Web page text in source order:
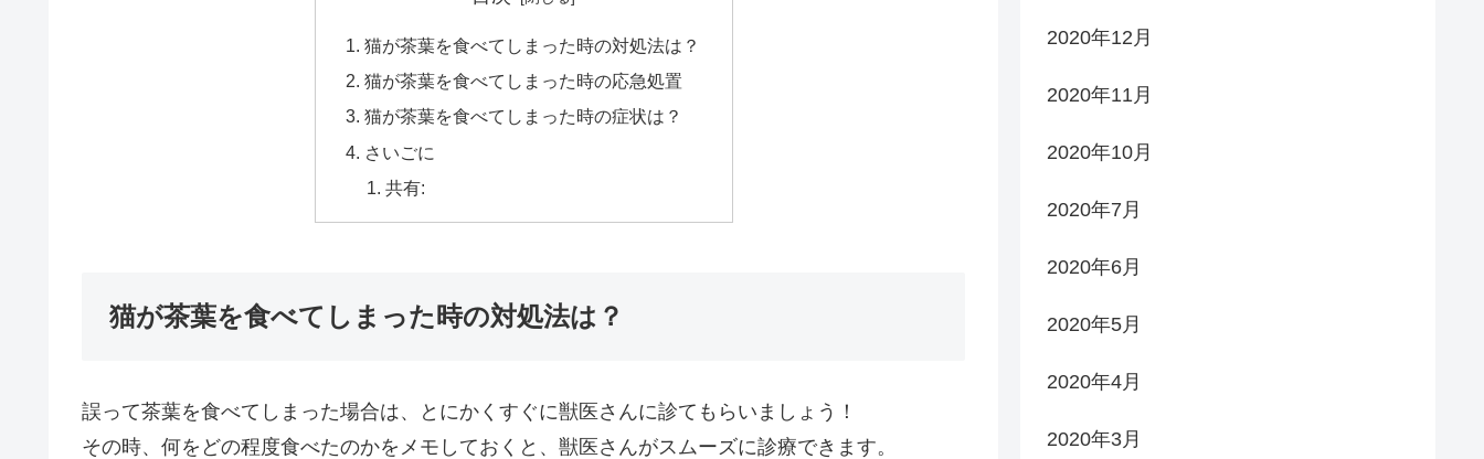
猫が茶葉を食べてしまった時の対処法は？
猫が茶葉を食べてしまった時の応急処置
猫が茶葉を食べてしまった時の症状は？
さいごに
共有:
猫が茶葉を食べてしまった時の対処法は？
誤って茶葉を食べてしまった場合は、とにかくすぐに獣医さんに診てもらいましょう！
その時、何をどの程度食べたのかをメモしておくと、獣医さんがスムーズに診療できます。
2020年12月
2020年11月
2020年10月
2020年7月
2020年6月
2020年5月
2020年4月
2020年3月